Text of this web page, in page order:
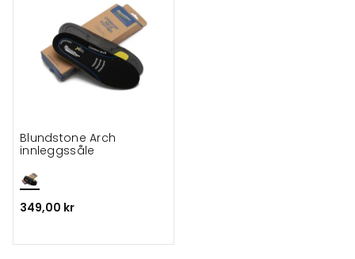
Blundstone Arch
innleggssåle
349,00 kr